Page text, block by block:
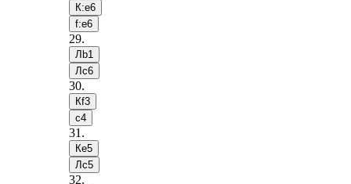
К:e6
f:e6
29.
Лb1
Лc6
30.
Кf3
c4
31 .
Кe5
Лc5
32.